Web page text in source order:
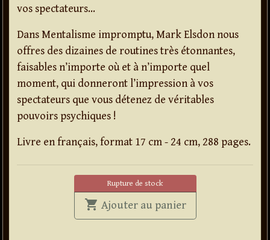
vos spectateurs…
Dans Mentalisme impromptu, Mark Elsdon nous
offres des dizaines de routines très étonnantes,
faisables n’importe où et à n’importe quel
moment, qui donneront l’impression à vos
spectateurs que vous détenez de véritables
pouvoirs psychiques !
Livre en français, format 17 cm - 24 cm, 288 pages.
Rupture de stock
shopping_cart Ajouter au panier' . Mentalisme